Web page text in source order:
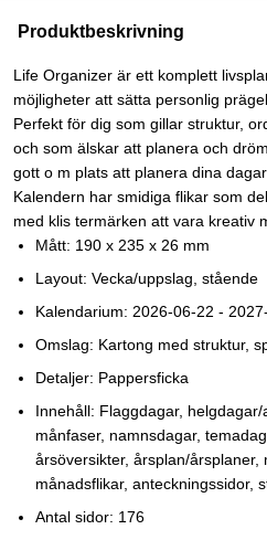
Produktbeskrivning
Life Organizer är ett komplett
möjligheter att sätta personlig
Perfekt för dig som gillar struktur,
och som älskar att planera och
gott o m plats att planera dina
Kalendern har smidiga flikar som
med klis termärken att vara kreativ
Mått: 190 x 235 x 26 mm
Layout: Vecka/uppslag, stående
Kalendarium: 2026-06-22 -
Omslag: Kartong med struktur,
Detaljer: Pappersficka
Innehåll: Flaggdagar, helgdagar/
månfaser, namnsdagar,
årsöversikter, årsplan/årsplaner,
månadsflikar, anteckningssidor,
Antal sidor: 176